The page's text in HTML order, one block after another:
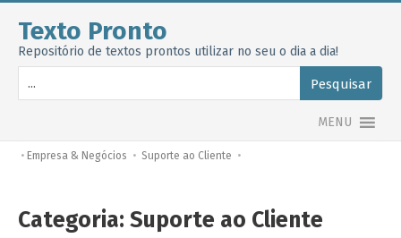
Texto Pronto
Repositório de textos prontos utilizar no seu o dia a dia!
Pesquisar
MENU
• Empresa & Negócios • Suporte ao Cliente •
Categoria: Suporte ao Cliente